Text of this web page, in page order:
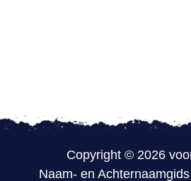
Copyright © 2026
Naam- en Achternaamgids